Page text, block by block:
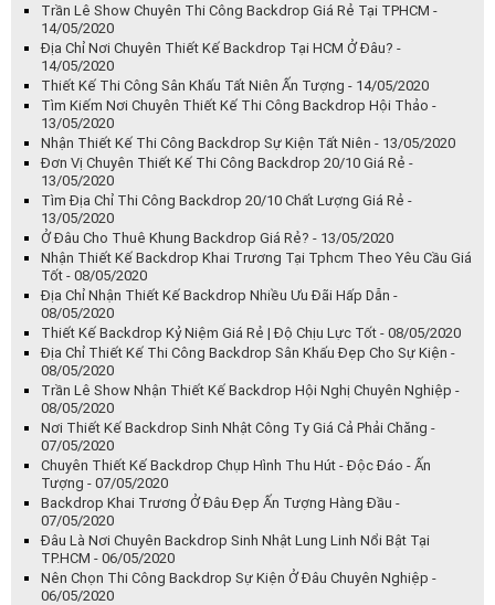
Trần Lê Show Chuyên Thi Công Backdrop Giá Rẻ Tại TPHCM -
14/05/2020
Địa Chỉ Nơi Chuyên Thiết Kế Backdrop Tại HCM Ở Đâu? -
14/05/2020
Thiết Kế Thi Công Sân Khấu Tất Niên Ấn Tượng - 14/05/2020
Tìm Kiếm Nơi Chuyên Thiết Kế Thi Công Backdrop Hội Thảo -
13/05/2020
Nhận Thiết Kế Thi Công Backdrop Sự Kiện Tất Niên - 13/05/2020
Đơn Vị Chuyên Thiết Kế Thi Công Backdrop 20/10 Giá Rẻ -
13/05/2020
Tìm Địa Chỉ Thi Công Backdrop 20/10 Chất Lượng Giá Rẻ -
13/05/2020
Ở Đâu Cho Thuê Khung Backdrop Giá Rẻ? - 13/05/2020
Nhận Thiết Kế Backdrop Khai Trương Tại Tphcm Theo Yêu Cầu Giá
Tốt - 08/05/2020
Địa Chỉ Nhận Thiết Kế Backdrop Nhiều Ưu Đãi Hấp Dẫn -
08/05/2020
Thiết Kế Backdrop Kỷ Niệm Giá Rẻ | Độ Chịu Lực Tốt - 08/05/2020
Địa Chỉ Thiết Kế Thi Công Backdrop Sân Khấu Đẹp Cho Sự Kiện -
08/05/2020
Trần Lê Show Nhận Thiết Kế Backdrop Hội Nghị Chuyên Nghiệp -
08/05/2020
Nơi Thiết Kế Backdrop Sinh Nhật Công Ty Giá Cả Phải Chăng -
07/05/2020
Chuyên Thiết Kế Backdrop Chụp Hình Thu Hút - Độc Đáo - Ấn
Tượng - 07/05/2020
Backdrop Khai Trương Ở Đâu Đẹp Ấn Tượng Hàng Đầu -
07/05/2020
Đâu Là Nơi Chuyên Backdrop Sinh Nhật Lung Linh Nổi Bật Tại
TP.HCM - 06/05/2020
Nên Chọn Thi Công Backdrop Sự Kiện Ở Đâu Chuyên Nghiệp -
06/05/2020